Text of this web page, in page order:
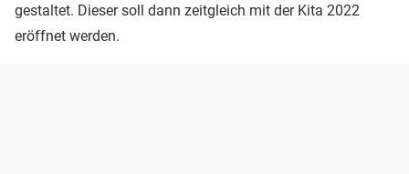
gestaltet. Dieser soll dann zeitgleich mit der Kita 2022
eröffnet werden.